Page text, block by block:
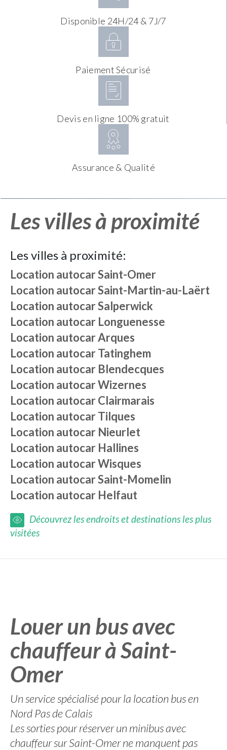
Disponible 24H/24 & 7J/7
Paiement Sécurisé
Devis en ligne 100% gratuit
Assurance & Qualité
Les villes à proximité
Les villes à proximité:
Location autocarSaint-Omer
Location autocarSaint-Martin-au-Laërt
Location autocarSalperwick
Location autocar Longuenesse
Location autocarArques
Location autocarTatinghem
Location autocar Blendecques
Location autocarWizernes
Location autocarClairmarais
Location autocarTilques
Location autocar Nieurlet
Location autocar Hallines
Location autocarWisques
Location autocarSaint-Momelin
Location autocar Helfaut
Découvrez les endroits et destinations les plus
visitées
Louer un bus avec
chauffeur à Saint-
Omer
Un service spécialisé pour la location bus en
Nord Pas de Calais
Les sorties pour réserver un minibus avec
chauffeur sur Saint-Omer ne manquent pas